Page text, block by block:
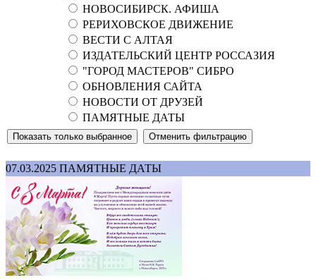
НОВОСИБИРСК. АФИША
РЕРИХОВСКОЕ ДВИЖЕНИЕ
ВЕСТИ С АЛТАЯ
ИЗДАТЕЛЬСКИЙ ЦЕНТР РОССАЗИЯ
"ГОРОД МАСТЕРОВ" СИБРО
ОБНОВЛЕНИЯ САЙТА
НОВОСТИ ОТ ДРУЗЕЙ
ПАМЯТНЫЕ ДАТЫ
07.03.2025 ПАМЯТНЫЕ ДАТЫ